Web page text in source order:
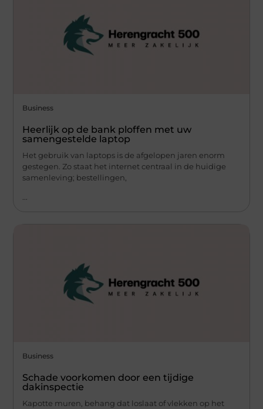
Business
Heerlijk op de bank ploffen met uw
samengestelde laptop
Het gebruik van laptops is de afgelopen jaren enorm
gestegen. Zo staat het internet centraal in de huidige
samenleving; bestellingen,
Business
Schade voorkomen door een tijdige
dakinspectie
Kapotte muren, behang dat loslaat of vlekken op het